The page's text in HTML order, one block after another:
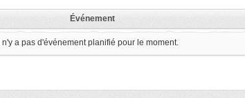
Événement
Il n'y a pas d'événement planifié pour le moment.